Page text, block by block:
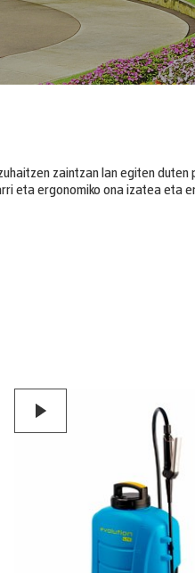
zaintzan lan egiten
eta ergonomiko ona izatea eta